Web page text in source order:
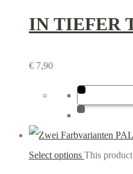
IN TIEFER
€ 7,90
Select options This